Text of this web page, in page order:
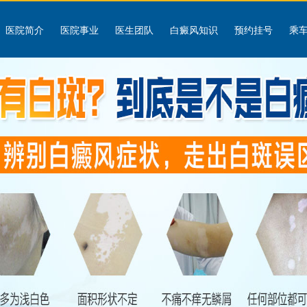
医院简介 医院事业 医生团队 白癜风知识 预约挂号 乘